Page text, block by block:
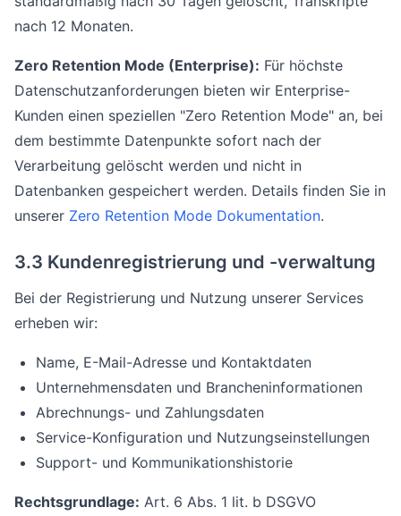
nach 12 Monaten.
Zero Retention Mode (Enterprise): Für höchste
Datenschutzanforderungen bieten wir Enterprise-
Kunden einen speziellen "Zero Retention Mode" an, bei
dem bestimmte Datenpunkte sofort nach der
Verarbeitung gelöscht werden und nicht in
Datenbanken gespeichert werden. Details finden Sie in
unserer Zero Retention Mode Dokumentation.
3.3 Kundenregistrierung und -verwaltung
Bei der Registrierung und Nutzung unserer Services
erheben wir:
Name, E-Mail-Adresse und Kontaktdaten
Unternehmensdaten und Brancheninformationen
Abrechnungs- und Zahlungsdaten
Service-Konfiguration und Nutzungseinstellungen
Support- und Kommunikationshistorie
Rechtsgrundlage: Art. 6 Abs. 1 lit. b DSGVO